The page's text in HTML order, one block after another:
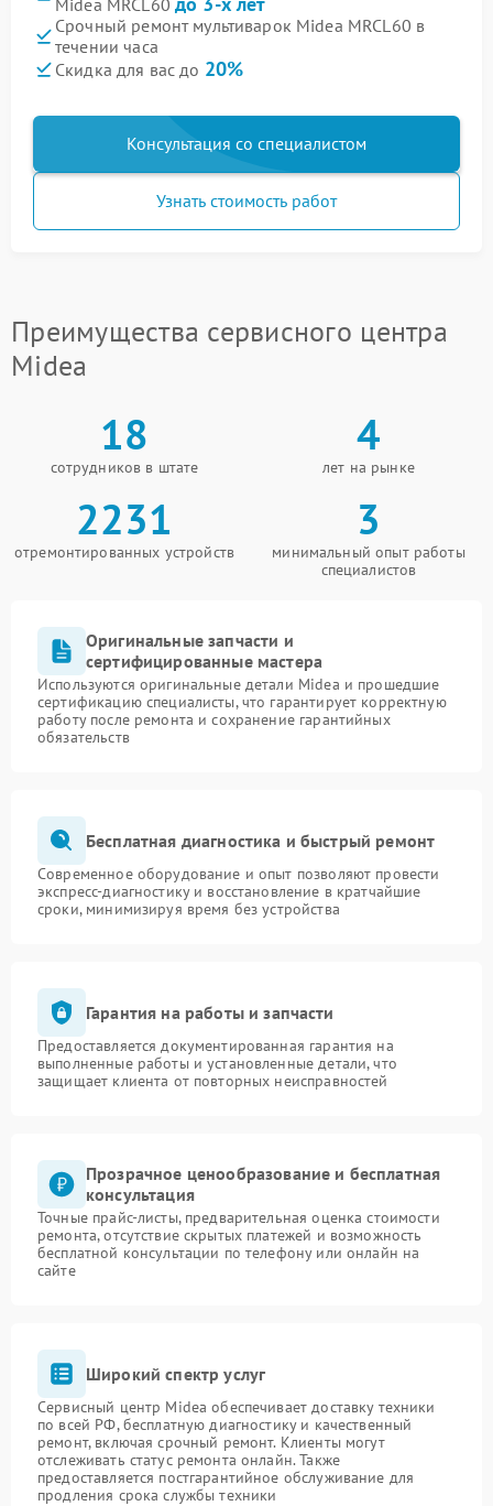
Midea MRCL60
Срочный ремонт мультиварок Midea MRCL60 в
течении часа
Скидка для вас до 20%
Консультация со специалистом
Узнать стоимость работ
Преимущества сервисного центра
Midea
18
сотрудников в штате
4
лет на рынке
2231
отремонтированных устройств
3
минимальный опыт работы
специалистов
Оригинальные запчасти и
сертифицированные мастера
Используются оригинальные детали Midea и прошедшие
сертификацию специалисты, что гарантирует корректную
работу после ремонта и сохранение гарантийных
обязательств
Бесплатная диагностика и быстрый ремонт
Современное оборудование и опыт позволяют провести
экспресс-диагностику и восстановление в кратчайшие
сроки, минимизируя время без устройства
Гарантия на работы и запчасти
Предоставляется документированная гарантия на
выполненные работы и установленные детали, что
защищает клиента от повторных неисправностей
Прозрачное ценообразование и бесплатная
консультация
Точные прайс-листы, предварительная оценка стоимости
ремонта, отсутствие скрытых платежей и возможность
бесплатной консультации по телефону или онлайн на
сайте
Широкий спектр услуг
Сервисный центр Midea обеспечивает доставку техники
по всей РФ, бесплатную диагностику и качественный
ремонт, включая срочный ремонт. Клиенты могут
отслеживать статус ремонта онлайн. Также
предоставляется постгарантийное обслуживание для
продления срока службы техники